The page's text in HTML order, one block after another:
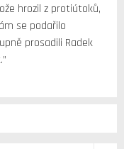
hrozil z protiútoků,
se podařilo
prosadili Radek